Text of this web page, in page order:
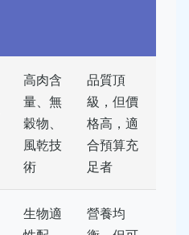
高肉含
量、無
穀物、
風乾技
術
品質頂
級，但價
格高，適
合預算充
足者
生物適
營養均